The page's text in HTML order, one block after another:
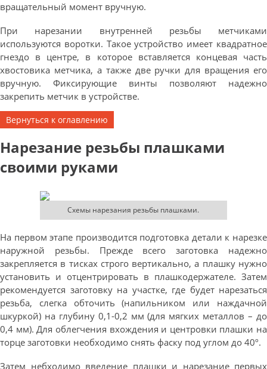
вращательный момент вручную.
При нарезании внутренней резьбы метчиками
используются воротки. Такое устройство имеет квадратное
гнездо в центре, в которое вставляется концевая часть
хвостовика метчика, а также две ручки для вращения его
вручную. Фиксирующие винты позволяют надежно
закрепить метчик в устройстве.
Вернуться к оглавлению
Нарезание резьбы плашками
своими руками
Схемы нарезания резьбы плашками.
На первом этапе производится подготовка детали к нарезке
наружной резьбы. Прежде всего заготовка надежно
закрепляется в тисках строго вертикально, а плашку нужно
установить и отцентрировать в плашкодержателе. Затем
рекомендуется заготовку на участке, где будет нарезаться
резьба, слегка обточить (напильником или наждачной
шкуркой) на глубину 0,1-0,2 мм (для мягких металлов – до
0,4 мм). Для облегчения вхождения и центровки плашки на
торце заготовки необходимо снять фаску под углом до 40º.
Затем небходимо введение плашки и нарезание первых